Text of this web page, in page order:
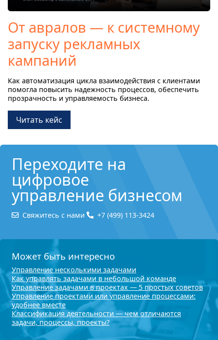
От авралов — к системному
запуску рекламных
кампаний
Как автоматизация цикла взаимодействия с клиентами
помогла повысить надежность процессов, обеспечить
прозрачность и управляемость бизнеса.
Читать кейс
Может быть интересно
Управление несколькими задачами
Как управлять задачами в небольшой команде
Управление задачами в проектах — 5 простых советов
Управление проектами или управление процессами:
удобнее вместе
Классификация деятельности — чем отличаются
задачи, процессы, проекты?
Переходите на
цифровое
управление бизнесом
Свяжитесь с нами +7 (499) 113-3424